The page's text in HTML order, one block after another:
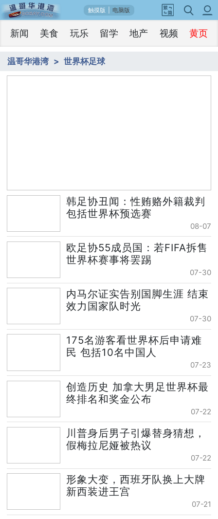
触摸版 电脑版
新闻 美食 玩乐 留学 地产 视频 黄页
温哥华港湾 世界杯足球
预选赛
韩足协丑闻：性贿赂外籍裁判
包括世界杯预选赛
08-07
欧足协55成员国：若FIFA拆售
世界杯赛事将罢踢
07-30
内马尔证实告别国脚生涯 结束
效力国家队时光
07-30
175名游客看世界杯后申请难
民 包括10名中国人
07-23
创造历史 加拿大男足世界杯最
终排名和奖金公布
07-22
川普身后男子引爆替身猜想，
假梅拉尼娅被热议
07-22
形象大变，西班牙队换上大牌
新西装进王宫
07-21